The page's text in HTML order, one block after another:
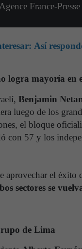
France-
Así
logra mayoría en
Benjamin
luego de los
el bloque
con 57 y los
aprovechar el
sectores se
de Lima